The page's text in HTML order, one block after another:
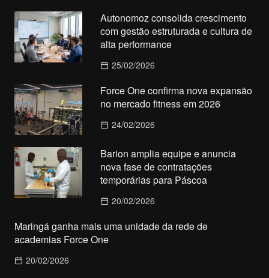
Autonomoz consolida crescimento
com gestão estruturada e cultura de
alta performance
25/02/2026
Force One confirma nova expansão
no mercado fitness em 2026
24/02/2026
Barion amplia equipe e anuncia
nova fase de contratações
temporárias para Páscoa
20/02/2026
Maringá ganha mais uma unidade da rede de
academias Force One
20/02/2026